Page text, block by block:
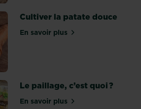
Cultiver la patate douce
En savoir plussur Cultiver la patate
Le paillage, c’est quoi ?
En savoir plussur Le paillage, c’est quoi ?